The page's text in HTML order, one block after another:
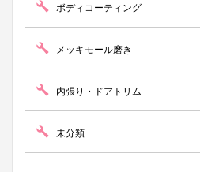
ボディコーティング
メッキモール磨き
内張り・ドアトリム
未分類